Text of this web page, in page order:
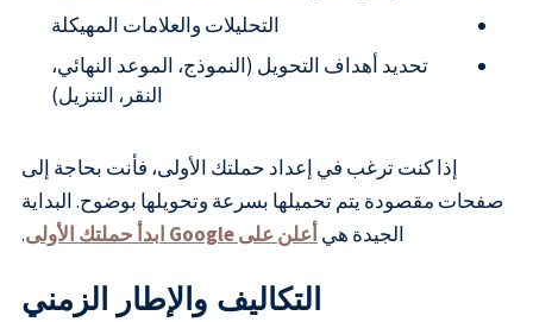
التحليلات والعلامات المهيكلة
تحديد أهداف التحويل (النموذج، الموعد النهائي،
النقر، التنزيل)
إذا كنت ترغب في إعداد حملتك الأولى، فأنت بحاجة إلى
صفحات مقصودة يتم تحميلها بسرعة وتحويلها بوضوح. البداية
الجيدة هي أعلن على Google ابدأ حملتك الأولى .
التكاليف والإطار الزمني